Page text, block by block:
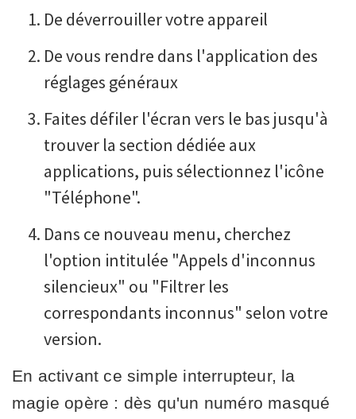
De déverrouiller votre appareil
De vous rendre dans l'application des
réglages généraux
Faites défiler l'écran vers le bas jusqu'à
trouver la section dédiée aux
applications, puis sélectionnez l'icône
"Téléphone".
Dans ce nouveau menu, cherchez
l'option intitulée "Appels d'inconnus
silencieux" ou "Filtrer les
correspondants inconnus" selon votre
version.
En activant ce simple interrupteur, la
magie opère : dès qu'un numéro masqué